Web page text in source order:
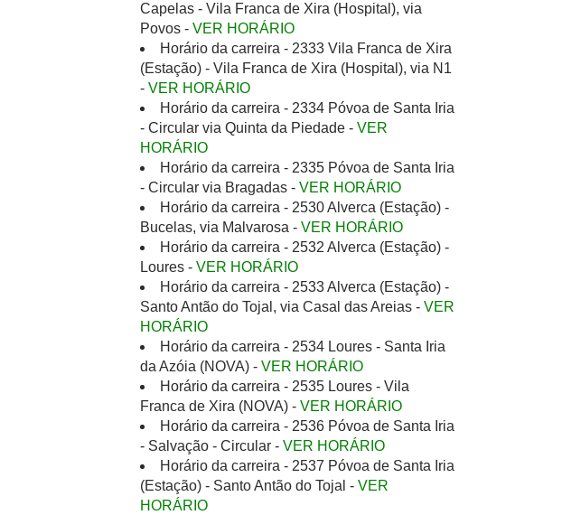
Capelas - Vila Franca de Xira (Hospital), via
Povos - VER HORÁRIO
Horário da carreira - 2333 Vila Franca de Xira
(Estação) - Vila Franca de Xira (Hospital), via N1
- VER HORÁRIO
Horário da carreira - 2334 Póvoa de Santa Iria
- Circular via Quinta da Piedade - VER
HORÁRIO
Horário da carreira - 2335 Póvoa de Santa Iria
- Circular via Bragadas - VER HORÁRIO
Horário da carreira - 2530 Alverca (Estação) -
Bucelas, via Malvarosa - VER HORÁRIO
Horário da carreira - 2532 Alverca (Estação) -
Loures - VER HORÁRIO
Horário da carreira - 2533 Alverca (Estação) -
Santo Antão do Tojal, via Casal das Areias - VER
HORÁRIO
Horário da carreira - 2534 Loures - Santa Iria
da Azóia (NOVA) - VER HORÁRIO
Horário da carreira - 2535 Loures - Vila
Franca de Xira (NOVA) - VER HORÁRIO
Horário da carreira - 2536 Póvoa de Santa Iria
- Salvação - Circular - VER HORÁRIO
Horário da carreira - 2537 Póvoa de Santa Iria
(Estação) - Santo Antão do Tojal - VER
HORÁRIO